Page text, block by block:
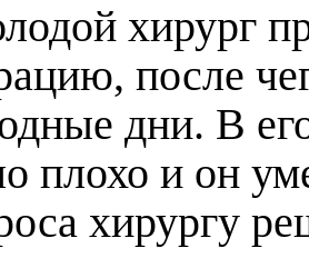
хирург
после
дни. В
плохо и он
хирургу